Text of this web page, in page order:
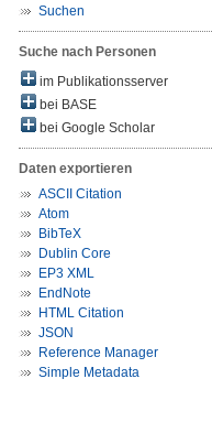
Suchen
Suche nach Personen
im Publikationsserver
bei BASE
bei Google Scholar
Daten exportieren
ASCII Citation
Atom
BibTeX
Dublin Core
EP3 XML
EndNote
HTML Citation
JSON
Reference Manager
Simple Metadata